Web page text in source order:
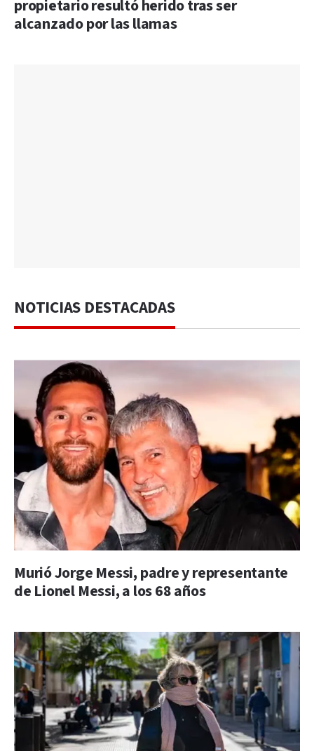
propietario resultó herido tras ser
alcanzado por las llamas
NOTICIAS DESTACADAS
Murió Jorge Messi, padre y representante
de Lionel Messi, a los 68 años